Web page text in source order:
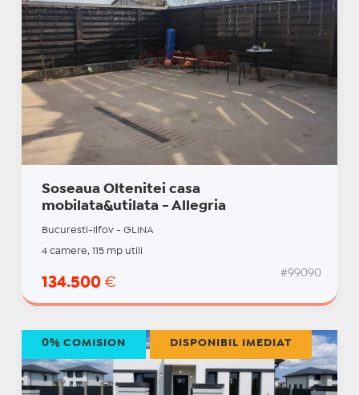
Soseaua Oltenitei casa
mobilata&utilata - Allegria
Bucuresti-Ilfov - GLINA
4 camere, 115 mp utili
134.500 €
#99090
0% COMISION DISPONIBIL IMEDIAT